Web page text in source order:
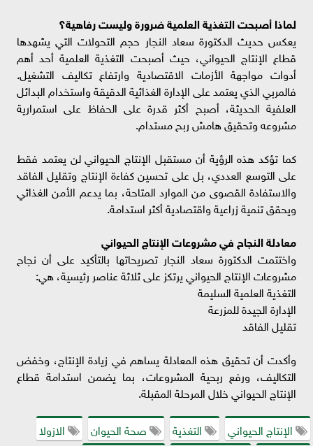
لماذا أصبحت التغذية العلمية ضرورة وليست رفاهية؟
يعكس حديث الدكتورة سعاد النجار حجم التحولات التي يشهدها
قطاع الإنتاج الحيواني، حيث أصبحت التغذية العلمية أحد أهم
أدوات مواجهة الأزمات الاقتصادية وارتفاع تكاليف التشغيل.
فالمربي الذي يعتمد على الإدارة الغذائية الدقيقة واستخدام البدائل
العلفية الحديثة، أصبح أكثر قدرة على الحفاظ على استمرارية
مشروعه وتحقيق هامش ربح مستدام.
كما تؤكد هذه الرؤية أن مستقبل الإنتاج الحيواني لن يعتمد فقط
على التوسع العددي، بل على تحسين كفاءة الإنتاج وتقليل الفاقد
والاستفادة القصوى من الموارد المتاحة، بما يدعم الأمن الغذائي
ويحقق تنمية زراعية واقتصادية أكثر استدامة.
معادلة النجاح في مشروعات الإنتاج الحيواني
واختتمت الدكتورة سعاد النجار تصريحاتها بالتأكيد على أن نجاح
مشروعات الإنتاج الحيواني يرتكز على ثلاثة عناصر رئيسية، هي:
التغذية العلمية السليمة
الإدارة الجيدة للمزرعة
تقليل الفاقد
وأكدت أن تحقيق هذه المعادلة يساهم في زيادة الإنتاج، وخفض
التكاليف، ورفع ربحية المشروعات، بما يضمن استدامة قطاع
الإنتاج الحيواني خلال المرحلة المقبلة.
الإنتاج الحيواني
التغذية صحة الحيوان الازولا